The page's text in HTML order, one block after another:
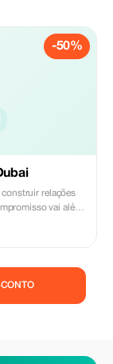
-50%
construir relações
vai além
e veículos de alta